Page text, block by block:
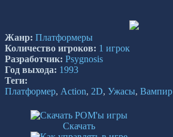
Жанр: Платформеры
Количество игроков: 1 игрок
Разработчик: Psygnosis
Год выхода: 1993
Теги:
Платформер, Action, 2D, Ужасы, Вампир
Скачать